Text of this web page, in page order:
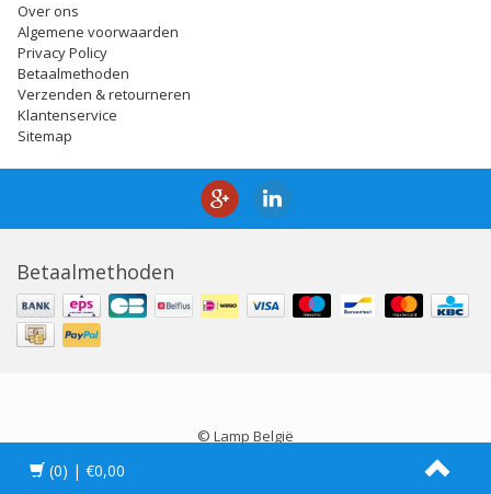
Over ons
Algemene voorwaarden
Privacy Policy
Betaalmethoden
Verzenden & retourneren
Klantenservice
Sitemap
Betaalmethoden
© Lamp België
(0) | €0,00